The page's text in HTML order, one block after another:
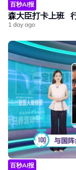
百秒AI报
森大臣打卡上班
1 day ago
百秒AI报